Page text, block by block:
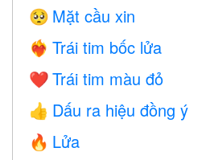
🥺 Mặt cầu xin
❤️‍🔥 Trái tim bốc lửa
❤️ Trái tim màu đỏ
👍 Dấu ra hiệu đồng ý
🔥 Lửa